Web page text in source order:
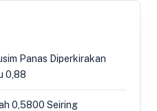
Panas Diperkirakan
0,88
0,5800 Seiring